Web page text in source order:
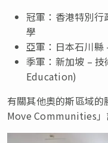
冠軍：香港特別
學
亞軍：日本石川縣
季軍：新加坡 –
Education)
有關其他奧的斯區域
Move Communities」